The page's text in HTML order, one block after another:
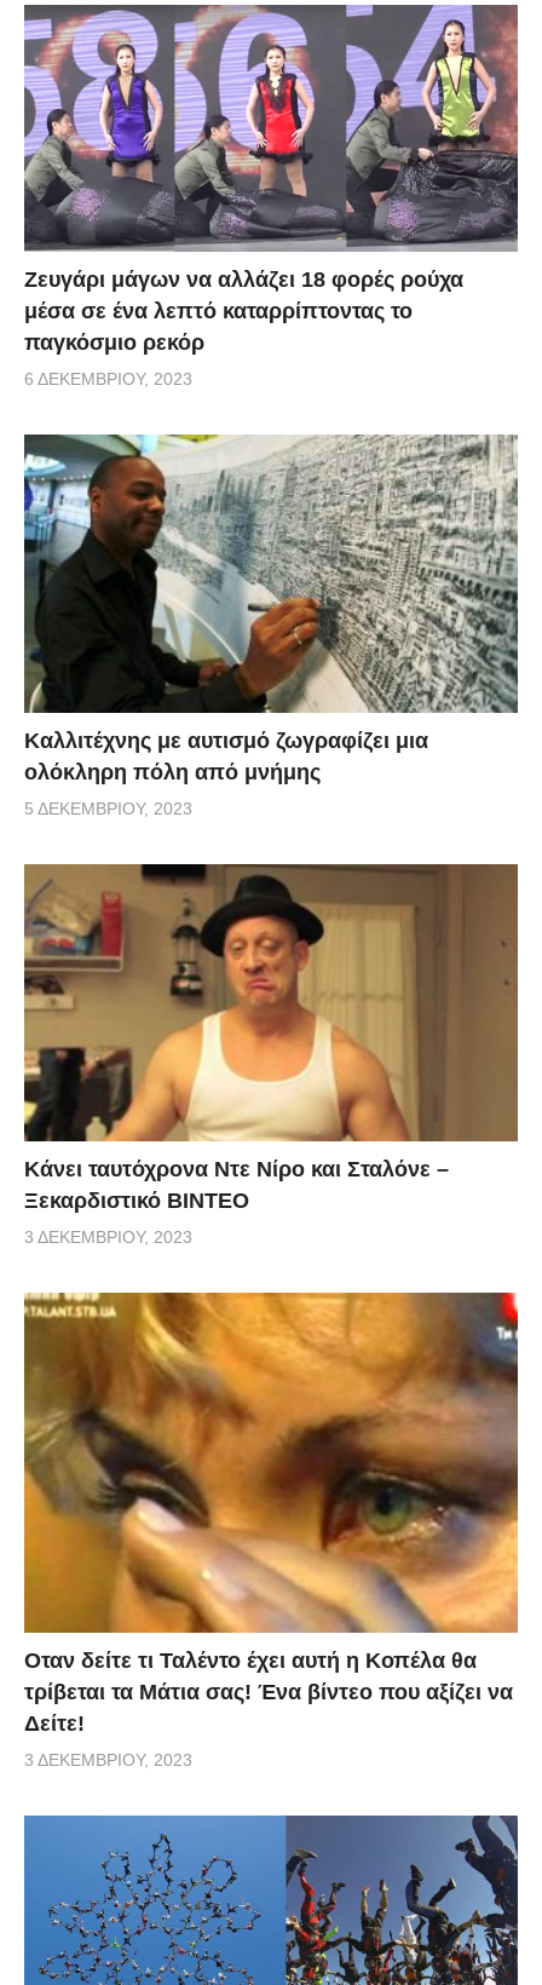
Zευγάρι μάγων να αλλάζει 18 φορές ρούχα
μέσα σε ένα λεπτό καταρρίπτοντας το
παγκόσμιο ρεκόρ
6 ΔΕΚΕΜΒΡΊΟΥ, 2023
Καλλιτέχνης με αυτισμό ζωγραφίζει μια
ολόκληρη πόλη από μνήμης
5 ΔΕΚΕΜΒΡΊΟΥ, 2023
Κάνει ταυτόχρονα Ντε Νίρο και Σταλόνε –
Ξεκαρδιστικό ΒΙΝΤΕΟ
3 ΔΕΚΕΜΒΡΊΟΥ, 2023
Οταν δείτε τι Ταλέντο έχει αυτή η Κοπέλα θα
τρίβεται τα Μάτια σας! Ένα βίντεο που αξίζει να
Δείτε!
3 ΔΕΚΕΜΒΡΊΟΥ, 2023